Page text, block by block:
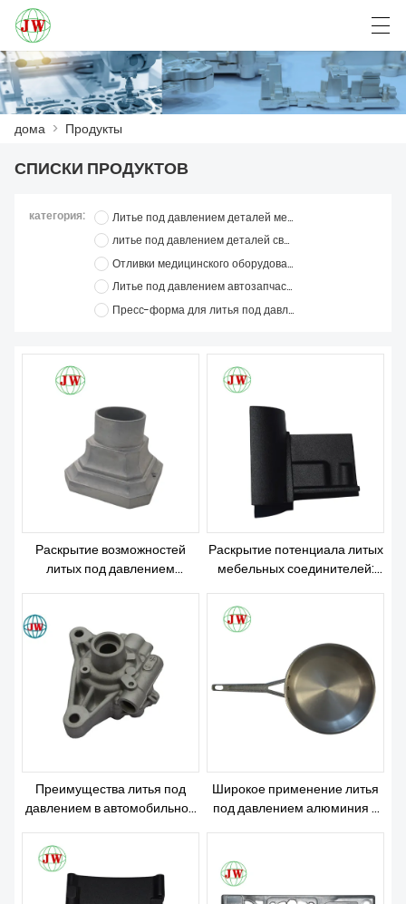
ДОМА
ПРОДУКТЫ
СВЯЖИТЕСЬ С НАМИ
العربية Български Deutsch English
дома > Продукты
СПИСКИ ПРОДУКТОВ
категория:
Литье под давлением деталей мебели
литье под давлением деталей связи
Отливки медицинского оборудования
Литье под давлением автозапчастей
Пресс-форма для литья под давлением
Раскрытие возможностей
литых под давлением
переосмысление структурной
целостности и инноваций в
дизайне
Раскрытие потенциала литых
мебельных соединителей:
строительству и
проектированию
Преимущества литья под
давлением в автомобильной
Широкое применение литья
под давлением алюминия в